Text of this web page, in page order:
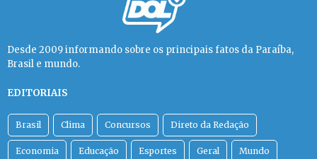
Desde 2009 informando sobre os principais fatos da Paraíba,
Brasil e mundo.
EDITORIAIS
Brasil Clima Concursos Direto da Redação
Economia Educação Esportes Geral Mundo